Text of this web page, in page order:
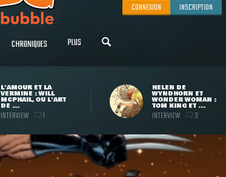
CONNEXION INSCRIPTION
CHRONIQUES PLUS
L'AMOUR ET LA
VERMINE : WILL
MCPHAIL, OU L'ART
DE ...
INTERVIEW 1
HELEN DE
WYNDHORN ET
WONDER WOMAN :
TOM KING ET ...
INTERVIEW 3